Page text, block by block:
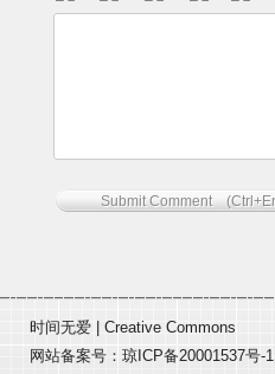
时间无爱
Creative Commons
网站备案号： 琼ICP备20001537号-1